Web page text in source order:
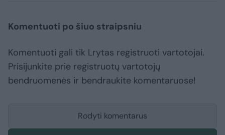
Komentuoti po šiuo straipsniu
Komentuoti gali tik Lrytas registruoti vartotojai.
Prisijunkite prie registruotų vartotojų
bendruomenės ir bendraukite komentaruose!
Rodyti komentarus